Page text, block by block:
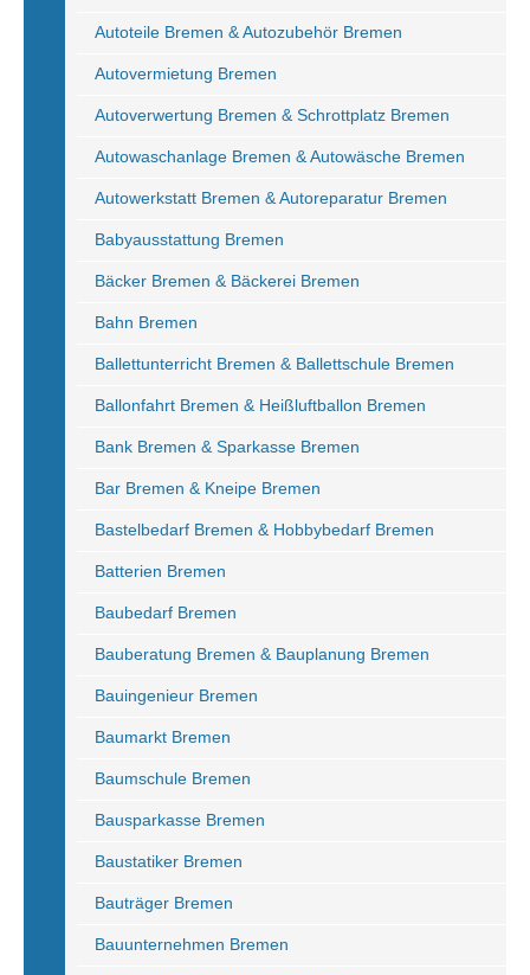
Autoteile Bremen & Autozubehör Bremen
Autovermietung Bremen
Autoverwertung Bremen & Schrottplatz Bremen
Autowaschanlage Bremen & Autowäsche Bremen
Autowerkstatt Bremen & Autoreparatur Bremen
Babyausstattung Bremen
Bäcker Bremen & Bäckerei Bremen
Bahn Bremen
Ballettunterricht Bremen & Ballettschule Bremen
Ballonfahrt Bremen & Heißluftballon Bremen
Bank Bremen & Sparkasse Bremen
Bar Bremen & Kneipe Bremen
Bastelbedarf Bremen & Hobbybedarf Bremen
Batterien Bremen
Baubedarf Bremen
Bauberatung Bremen & Bauplanung Bremen
Bauingenieur Bremen
Baumarkt Bremen
Baumschule Bremen
Bausparkasse Bremen
Baustatiker Bremen
Bauträger Bremen
Bauunternehmen Bremen